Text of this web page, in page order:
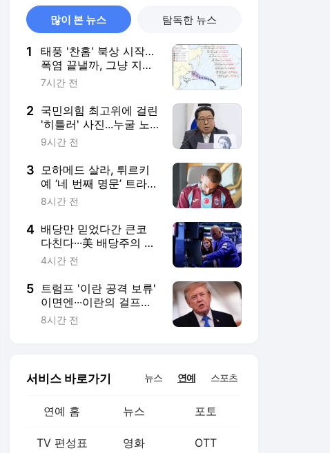
많이 본 뉴스 탐독한 뉴스
1
태풍 '찬홈' 북상 시작…
폭염 끝낼까, 그냥 지나
갈까
7시간 전
2 국민의힘 최고위에 걸린
'히틀러' 사진...누굴 노
렸나
9시간 전
3 모하메드 살라, 튀르키
예 ‘네 번째 명문’ 트라브
존스포르행
8시간 전
4 배당만 믿었다간 큰코
다친다···美 배당주의 배
신
4시간 전
5 트럼프 '이란 공격 보류'
이면엔···이란의 걸프국
협박
8시간 전
서비스 바로가기 뉴스 연예 스포츠
연예 홈 뉴스 포토
TV 편성표 영화 OTT